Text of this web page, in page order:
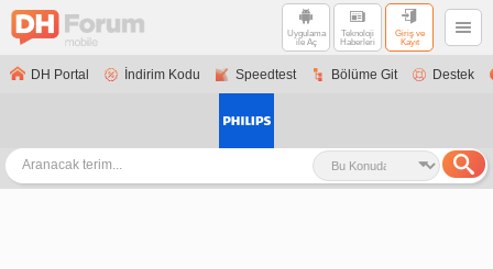
Uygulama
ile Aç
Teknoloji
Haberleri
Giriş ve
Kayıt
DH Portal İndirim Kodu Speedtest Bölüme Git Destek